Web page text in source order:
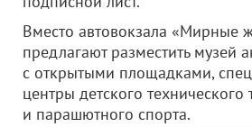
Вместо автовокзала «Мирные
предлагают разместить музей
с открытыми площадками,
центры детского технического
и парашютного спорта.